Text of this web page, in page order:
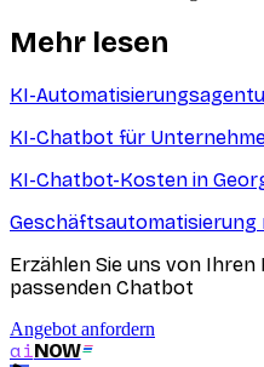
Mehr lesen
KI-
KI-Chatbot für
KI-Chatbot-Kosten in
Geschäftsautomatisierung
Erzählen Sie uns von
passenden Chatbot
Angebot anfordern
aiNOW